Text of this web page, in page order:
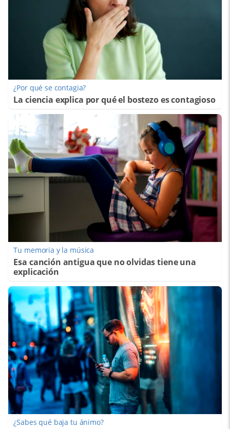
¿Por qué se contagia?
La ciencia explica por qué el bostezo es contagioso
Tu memoria y la música
Esa canción antigua que no olvidas tiene una
explicación
¿Sabes qué baja tu ánimo?